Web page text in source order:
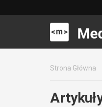
Strona Główna